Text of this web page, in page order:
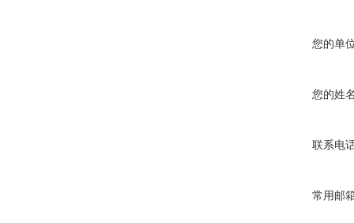
您的单
您的姓
联系电
常用邮